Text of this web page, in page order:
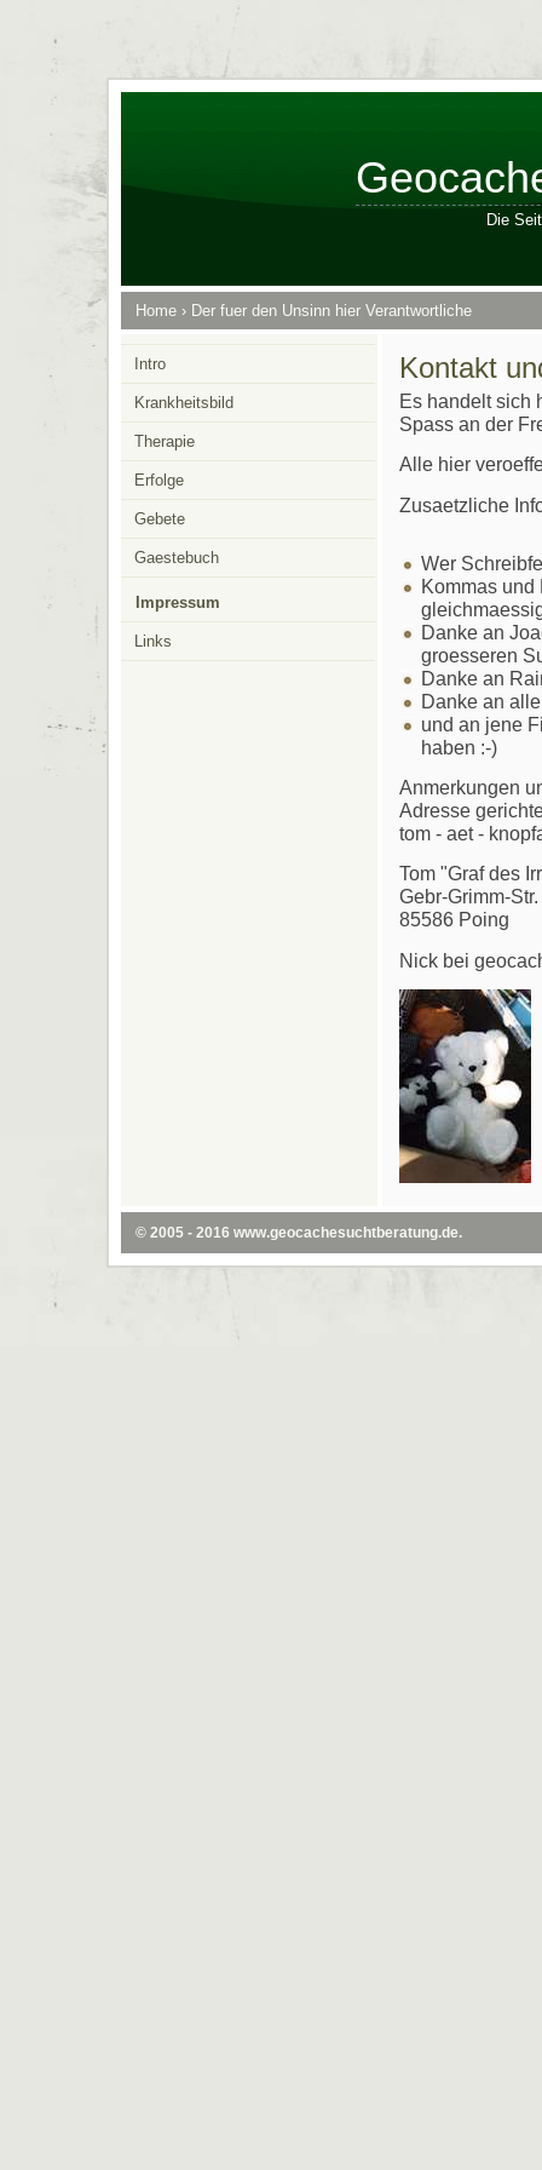
Die
Home › Der fuer den Unsinn hier Verantwortliche
Kontakt
Es handelt sich
Spass an der
Alle hier
Zusaetzliche
Wer
Kommas und
Danke an
groesseren
Danke an
Danke an
und an jene
haben :-)
Anmerkungen
Adresse
tom - aet -
Tom "Graf des
Gebr-Grimm-
85586 Poing
Nick bei
Intro
Krankheitsbild
Therapie
Erfolge
Gebete
Gaestebuch
Impressum
Links
© 2005 - 2016 www.geocachesuchtberatung.de.